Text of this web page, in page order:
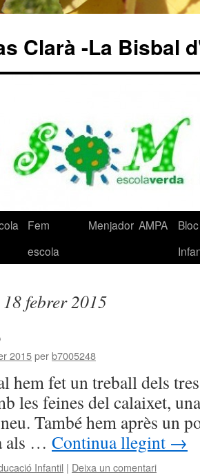
Clarà -La Bisbal
Fem
escola
Menjador AMPA
18 febrer 2015
2015perb7005248
hem fet un treball dels
les feines del calaixet,
També hem après un
als … Continua llegint →
Infantil | Deixa un comentari